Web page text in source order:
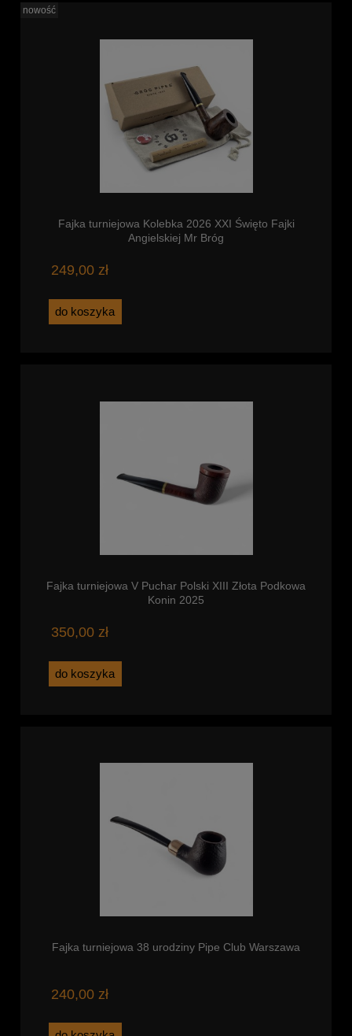
Fajka turniejowa Kolebka 2026 XXI Święto Fajki
Angielskiej Mr Bróg
249,00 zł
do koszyka
nowość
Fajka turniejowa V Puchar Polski XIII Złota Podkowa
Konin 2025
350,00 zł
do koszyka
Fajka turniejowa 38 urodziny Pipe Club Warszawa
240,00 zł